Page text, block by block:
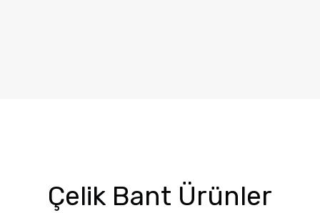
Çelik Bant Ürünler